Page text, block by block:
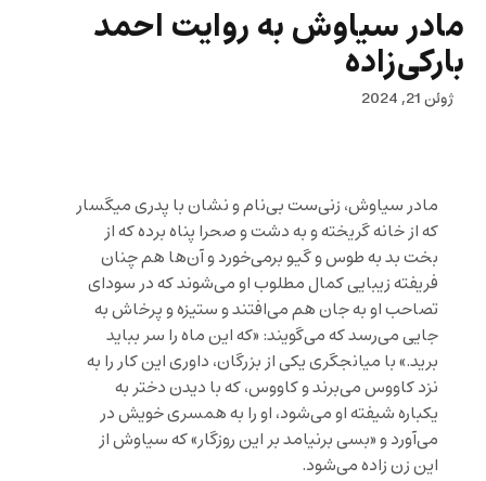
مادر سیاوش به روایت احمد
بارکی‌زاده
ژوئن 21, 2024
مادر سیاوش، زنی‌ست بی‌نام و نشان با پدری میگسار
که از خانه گریخته و به دشت و صحرا پناه برده که از
بخت بد به طوس و گیو برمی‌خورد و آن‌ها هم چنان
فریفته زیبایی کمال مطلوب او می‌شوند که در سودای
تصاحب او به جان هم می‌افتند و ستیزه و پرخاش به
جایی می‌رسد که می‌گویند: «که این ماه را سر بباید
برید.» با میانجگری یکی از بزرگان، داوری این کار را به
نزد کاووس می‌برند و کاووس، که با دیدن دختر به
یکباره شیفته او می‌شود، او را به همسری خویش در
می‌آورد و «بسی برنیامد بر این روزگار» که سیاوش از
این زن زاده می‌شود.